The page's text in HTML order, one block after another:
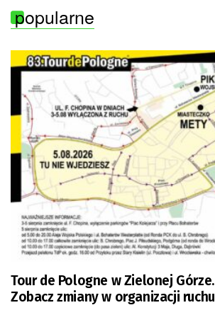
popularne
Tour de Pologne w Zielonej Górze.
Zobacz zmiany w organizacji ruchu